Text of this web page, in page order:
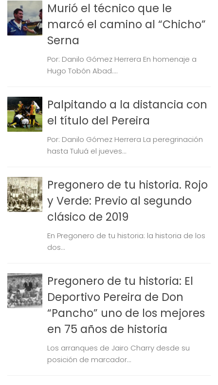
Murió el técnico que le
marcó el camino al “Chicho”
Serna
Por: Danilo Gómez Herrera En homenaje a
Hugo Tobón Abad....
Palpitando a la distancia con
el título del Pereira
Por: Danilo Gómez Herrera La peregrinación
hasta Tuluá el jueves...
Pregonero de tu historia. Rojo
y Verde: Previo al segundo
clásico de 2019
En Pregonero de tu historia: la historia de los
dos...
Pregonero de tu historia: El
Deportivo Pereira de Don
“Pancho” uno de los mejores
en 75 años de historia
Los arranques de Jairo Charry desde su
posición de marcador...